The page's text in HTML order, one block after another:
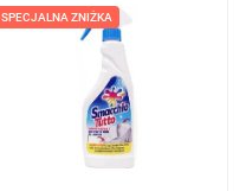
SPECJALNA ZNIŻKA